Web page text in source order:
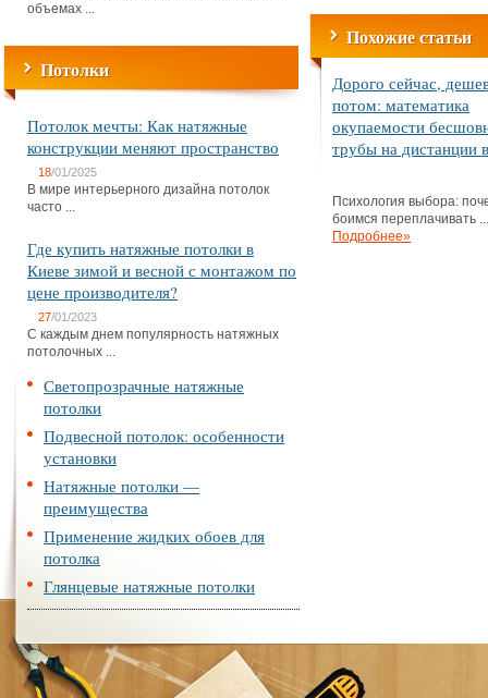
объемах ...
Потолки
Потолок мечты: Как натяжные
конструкции меняют пространство
18/01/2025
В мире интерьерного дизайна потолок
часто ...
Где купить натяжные потолки в
Киеве зимой и весной с монтажом по
цене производителя?
27/01/2023
С каждым днем популярность натяжных
потолочных ...
Светопрозрачные натяжные
потолки
Подвесной потолок: особенности
установки
Натяжные потолки —
преимущества
Применение жидких обоев для
потолка
Глянцевые натяжные потолки
Похожие статьи
Дорого сейчас,
потом: математика
окупаемости
трубы на дистанции
Психология выбора:
боимся переплачивать ...
Подробнее»